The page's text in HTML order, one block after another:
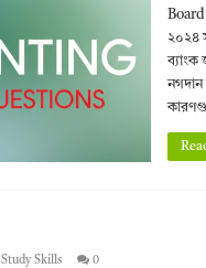
Board
২০২৪
ব্যাংক
নগদান
Study Skills 0